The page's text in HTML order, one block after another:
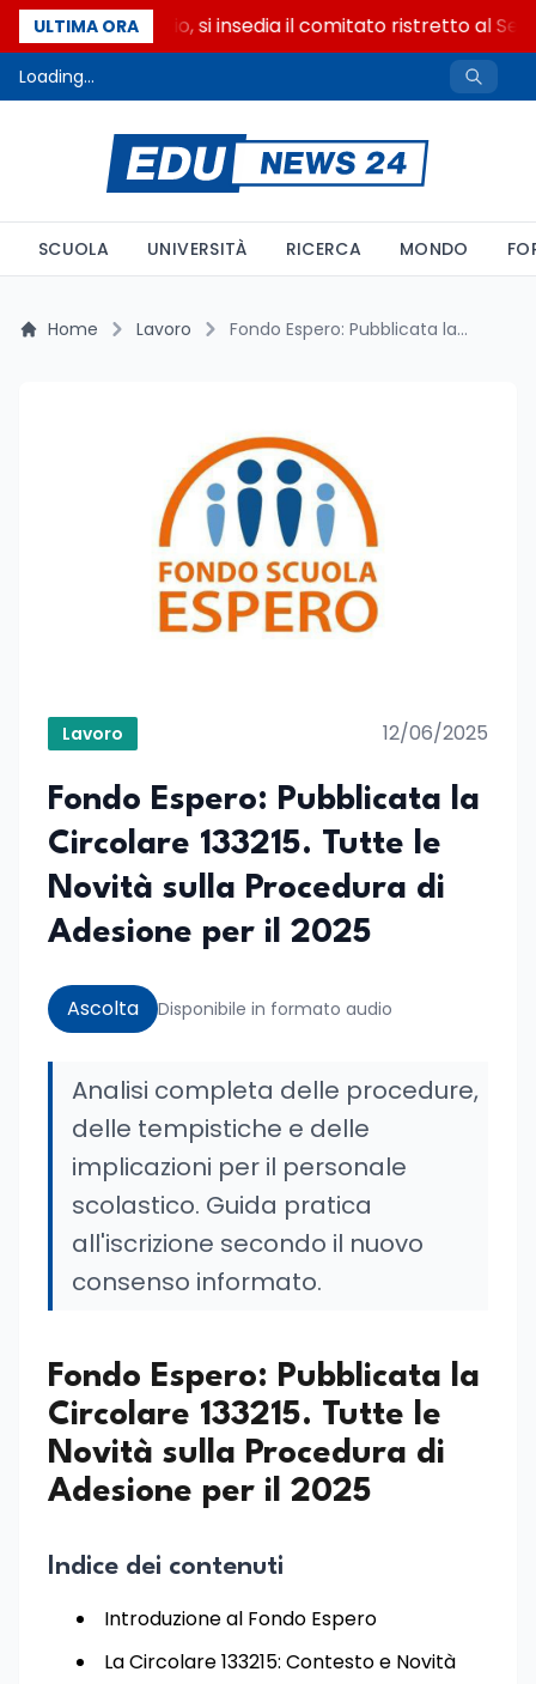
ULTIMA ORA
Riforma del calcio, si insedia il comitato ristretto al
Loading...
SCUOLA UNIVERSITÀ RICERCA MONDO
Home Lavoro Fondo Espero: Pubblicata la Circolare 133215. Tutte le Novità sulla Procedura di Adesione per il 2025
Lavoro 12/06/2025
Fondo Espero: Pubblicata la
Circolare 133215. Tutte le
Novità sulla Procedura di
Adesione per il 2025
Ascolta Disponibile in formato audio
Analisi completa delle procedure,
delle tempistiche e delle
implicazioni per il personale
scolastico. Guida pratica
all'iscrizione secondo il nuovo
consenso informato.
Fondo Espero: Pubblicata la
Circolare 133215. Tutte le
Novità sulla Procedura di
Adesione per il 2025
Indice dei contenuti
Introduzione al Fondo Espero
La Circolare 133215: Contesto e Novità